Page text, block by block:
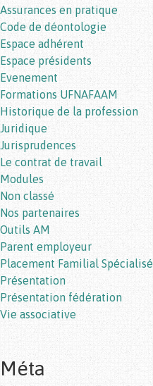
Assurances en pratique
Code de déontologie
Espace adhérent
Espace présidents
Evenement
Formations UFNAFAAM
Historique de la profession
Juridique
Jurisprudences
Le contrat de travail
Modules
Non classé
Nos partenaires
Outils AM
Parent employeur
Placement Familial Spécialisé
Présentation
Présentation fédération
Vie associative
Méta